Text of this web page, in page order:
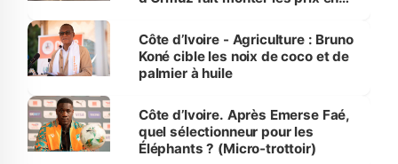
Côte d’Ivoire - Agriculture : Bruno
Koné cible les noix de coco et de
palmier à huile
Côte d’Ivoire. Après Emerse Faé,
quel sélectionneur pour les
Éléphants ? (Micro-trottoir)